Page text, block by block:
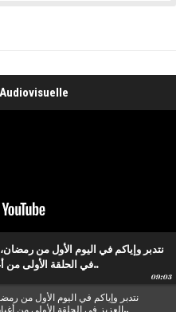
نتدبر وإياكم في اليوم الأول من
في الحلقة الأولى من أغباد مع رمضان بيجل..
09:03
نتدبر وإياكم في اليوم الأول من